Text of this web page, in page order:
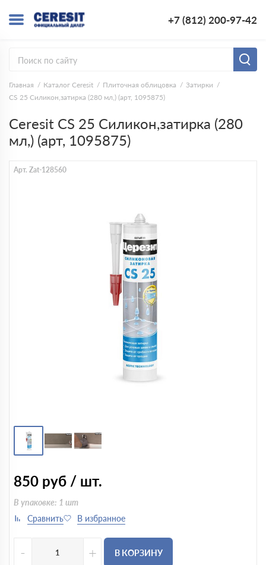
+7 (812) 200-97-42
Главная Каталог Ceresit Плиточная облицовка
Затирки
CS 25 Cиликон,затирка (280 мл,) (арт, 1095875)
Ceresit CS 25 Cиликон,затирка (280
мл,) (арт, 1095875)
Арт. Zat-128560
850 руб / шт.
В упаковке: 1 шт
- + В КОРЗИНУ